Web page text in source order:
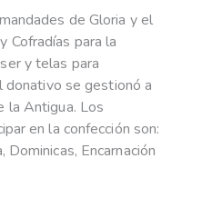
de Gloria y el
Cofradías para la
y telas para
donativo se gestionó a
la Antigua. Los
en la confección son:
Dominicas, Encarnación